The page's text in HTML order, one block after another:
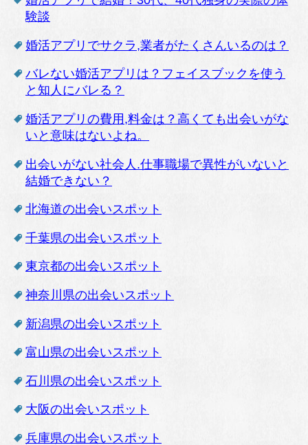
験談
婚活アプリでサクラ,業者がたくさんいるのは？
バレない婚活アプリは？フェイスブックを使う
と知人にバレる？
婚活アプリの費用,料金は？高くても出会いがな
いと意味はないよね。
出会いがない社会人.仕事職場で異性がいないと
結婚できない？
北海道の出会いスポット
千葉県の出会いスポット
東京都の出会いスポット
神奈川県の出会いスポット
新潟県の出会いスポット
富山県の出会いスポット
石川県の出会いスポット
大阪の出会いスポット
兵庫県の出会いスポット